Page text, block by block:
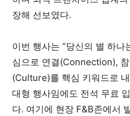
장해 선보였다.
이번 행사는 “당신의 별 하나
심으로 연결(Connection),
(Culture)를 핵심 키워드로
대형 행사임에도 전석 무료
다. 여기에 현장 F&B존에서